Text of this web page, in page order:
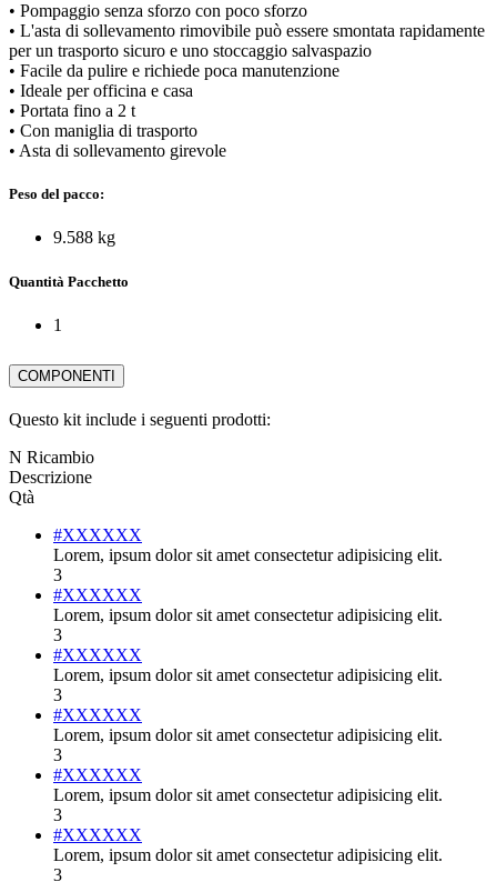
• Pompaggio senza sforzo con poco sforzo
• L'asta di sollevamento rimovibile può essere smontata rapidamente
per un trasporto sicuro e uno stoccaggio salvaspazio
• Facile da pulire e richiede poca manutenzione
• Ideale per officina e casa
• Portata fino a 2 t
• Con maniglia di trasporto
• Asta di sollevamento girevole
Peso del pacco:
9.588 kg
Quantità Pacchetto
1
COMPONENTI
Questo kit include i seguenti prodotti:
N Ricambio
Descrizione
Qtà
#XXXXXX
Lorem, ipsum dolor sit amet consectetur adipisicing elit.
3
#XXXXXX
Lorem, ipsum dolor sit amet consectetur adipisicing elit.
3
#XXXXXX
Lorem, ipsum dolor sit amet consectetur adipisicing elit.
3
#XXXXXX
Lorem, ipsum dolor sit amet consectetur adipisicing elit.
3
#XXXXXX
Lorem, ipsum dolor sit amet consectetur adipisicing elit.
3
#XXXXXX
Lorem, ipsum dolor sit amet consectetur adipisicing elit.
3